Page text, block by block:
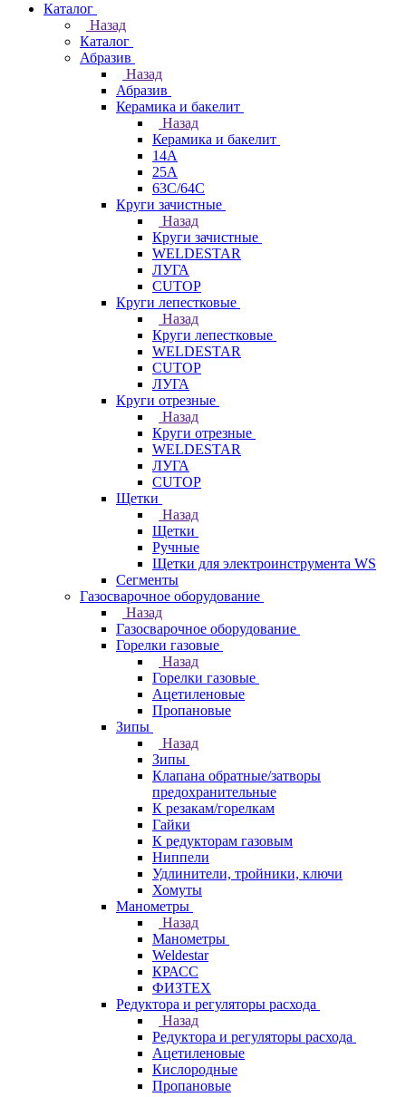
Каталог
Назад
Каталог
Абразив
Назад
Абразив
Керамика и бакелит
Назад
Керамика и бакелит
14А
25А
63С/64С
Круги зачистные
Назад
Круги зачистные
WELDESTAR
ЛУГА
CUTOP
Круги лепестковые
Назад
Круги лепестковые
WELDESTAR
CUTOP
ЛУГА
Круги отрезные
Назад
Круги отрезные
WELDESTAR
ЛУГА
CUTOP
Щетки
Назад
Щетки
Ручные
Щетки для электроинструмента WS
Сегменты
Газосварочное оборудование
Назад
Газосварочное оборудование
Горелки газовые
Назад
Горелки газовые
Ацетиленовые
Пропановые
Зипы
Назад
Зипы
Клапана обратные/затворы
предохранительные
К резакам/горелкам
Гайки
К редукторам газовым
Ниппели
Удлинители, тройники, ключи
Хомуты
Манометры
Назад
Манометры
Weldestar
КРАСС
ФИЗТЕХ
Редуктора и регуляторы расхода
Назад
Редуктора и регуляторы расхода
Ацетиленовые
Кислородные
Пропановые